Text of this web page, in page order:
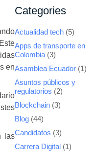
en
las
Categories
Actualidad tech (5)
Apps de transporte en
Colombia (3)
Asamblea Ecuador (1)
Asuntos públicos y
regulatorios (2)
Blockchain (3)
Blog (44)
Candidatos (3)
Carrera Digital (1)